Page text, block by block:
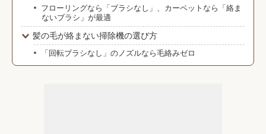
フローリングなら「ブラシなし」、カーペットなら「絡ま
ないブラシ」が最適
髪の毛が絡まない掃除機の選び方
「回転ブラシなし」のノズルなら毛絡みゼロ